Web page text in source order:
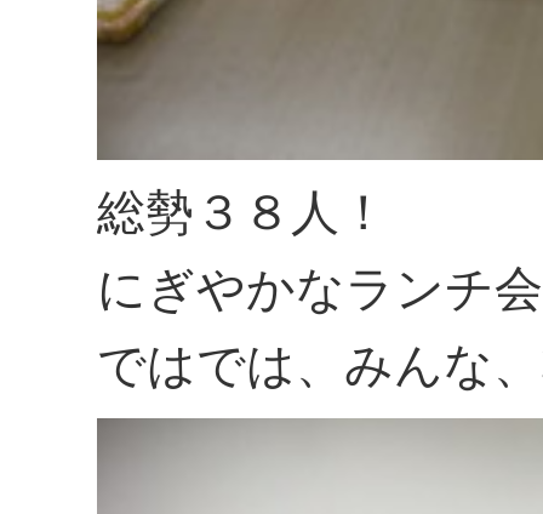
総勢３８人！
にぎやかなランチ
ではでは、みんな